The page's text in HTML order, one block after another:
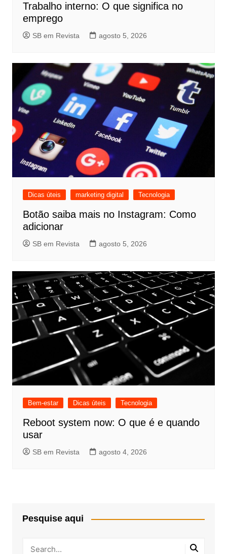
Trabalho interno: O que significa no
emprego
SB em Revista agosto 5, 2026
Dicas úteis marketing digital Tecnologia
Botão saiba mais no Instagram: Como
adicionar
SB em Revista agosto 5, 2026
Bem-estar Dicas úteis Tecnologia
Reboot system now: O que é e quando
usar
SB em Revista agosto 4, 2026
Pesquise aqui